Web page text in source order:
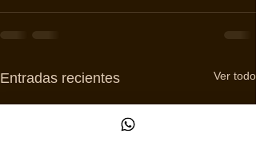
Entradas recientes Ver todo